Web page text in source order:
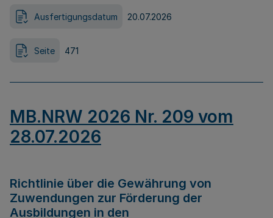
Ausfertigungsdatum 20.07.2026
Seite 471
MB.NRW 2026 Nr. 209 vom
28.07.2026
Richtlinie über die Gewährung von
Zuwendungen zur Förderung der
Ausbildungen in den